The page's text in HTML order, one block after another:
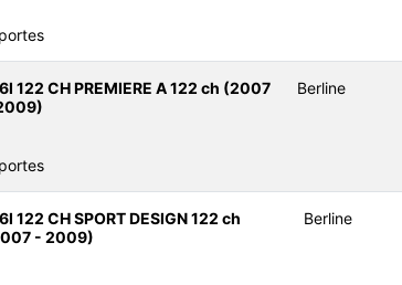
122 CH PREMIERE A 122 ch (2007
Berline
122 CH SPORT DESIGN 122 ch
- 2009)
Berline